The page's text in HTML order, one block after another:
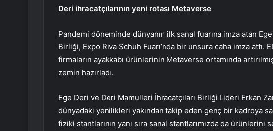
Deri ihracatçılarının yeni rotası Metaverse
Pandemi döneminde dünyanın ilk sanal fuarına imza atan
Birliği, Expo Riva Schuh Fuarı’nda bir unsura daha imza attı.
firmaların ayakkabı ürünlerinin Metaverse ortamında
zemin hazırladı.
Ege Deri ve Deri Mamulleri İhracatçıları Birliği Lideri Erkan
dünyadaki yenilikleri yakından takip eden genç bir kadroya
fiziki stantlarının yanı sıra sanal stantlarımızda da ürünlerini